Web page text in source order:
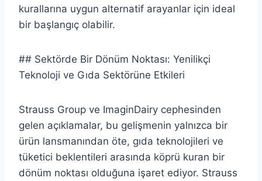
kurallarına uygun alternatif arayanlar için ideal
bir başlangıç olabilir.
## Sektörde Bir Dönüm Noktası: Yenilikçi
Teknoloji ve Gıda Sektörüne Etkileri
Strauss Group ve ImaginDairy cephesinden
gelen açıklamalar, bu gelişmenin yalnızca bir
ürün lansmanından öte, gıda teknolojileri ve
tüketici beklentileri arasında köprü kuran bir
dönüm noktası olduğuna işaret ediyor. Strauss